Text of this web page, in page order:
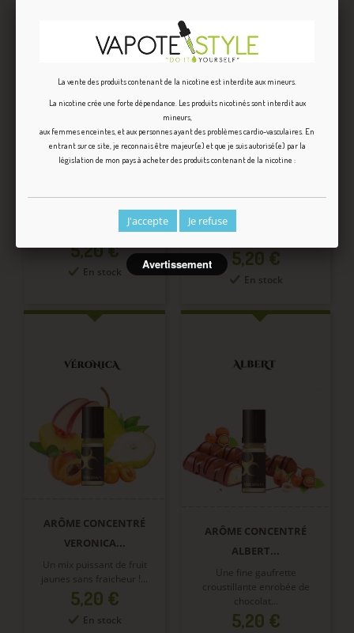
ARÔME CONCENTRÉ
Découvrez le délicieux
ARÔME CONCENTRÉ
WESTERN RINGS...
Prix
5,20 €
En stock
Découvrez le délicieux
arôme concentré Onéna
Prix
5,20 €
En stock
ARÔME CONCENTRÉ
VERONICA...
Un mix puissant de fruit
jaunes sans fraicheur !...
Prix
5,20 €
En stock
ARÔME CONCENTRÉ
ALBERT...
Une fine gaufrette
croustillante enrobée de
chocolat...
Prix
5,20 €
La vente des produits contenant de la nicotine est interdite aux mineurs.
La nicotine crée une forte dépendance. Les produits nicotinés sont interdit aux
mineurs,
aux femmes enceintes, et aux personnes ayant des problèmes cardio-vasculaires. En
entrant sur ce site, je reconnais être majeur(e) et que je suis autorisé(e) par la
législation de mon pays à acheter des produits contenant de la nicotine :
J'accepte Je refuse
Avertissement